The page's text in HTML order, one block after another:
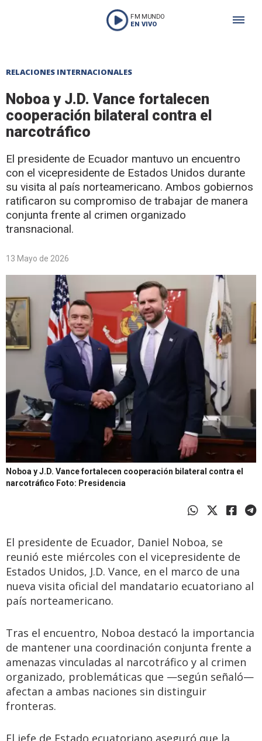
FM MUNDO
EN VIVO
RELACIONES INTERNACIONALES
Noboa y J.D. Vance fortalecen
cooperación bilateral contra el
narcotráfico
El presidente de Ecuador mantuvo un encuentro
con el vicepresidente de Estados Unidos durante
su visita al país norteamericano. Ambos gobiernos
ratificaron su compromiso de trabajar de manera
conjunta frente al crimen organizado
transnacional.
13 Mayo de 2026
Noboa y J.D. Vance fortalecen cooperación bilateral contra el
narcotráfico Foto: Presidencia
El presidente de Ecuador, Daniel Noboa, se
reunió este miércoles con el vicepresidente de
Estados Unidos, J.D. Vance, en el marco de una
nueva visita oficial del mandatario ecuatoriano al
país norteamericano.
Tras el encuentro, Noboa destacó la importancia
de mantener una coordinación conjunta frente a
amenazas vinculadas al narcotráfico y al crimen
organizado, problemáticas que —según señaló—
afectan a ambas naciones sin distinguir
fronteras.
El jefe de Estado ecuatoriano aseguró que la